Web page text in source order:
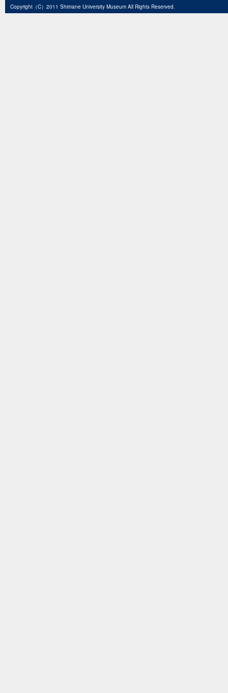
Copyright（C）2011 Shimane University Museum All Rights Reserved.